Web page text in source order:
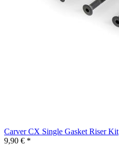
Carver CX Single Gasket Riser Kit
9,90 € *